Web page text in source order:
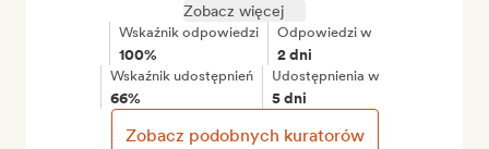
Zobacz więcej
Wskaźnik odpowiedzi
100%
Odpowiedzi w
2 dni
Wskaźnik udostępnień
66%
Udostępnienia w
5 dni
Zobacz podobnych kuratorów